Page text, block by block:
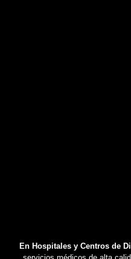
En Hospitales y Centros de